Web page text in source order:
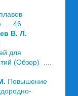
.... 46
В. Л.
для
(Обзор) ....
Повышение